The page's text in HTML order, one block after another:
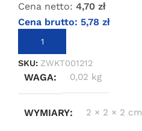
Cena netto: 4,70 zł
Cena brutto: 5,78 zł
DODAJ DO KOSZYKA
SKU: ZWKT001212
WAGA 0,02 kg
WYMIARY 2 × 2 × 2 cm